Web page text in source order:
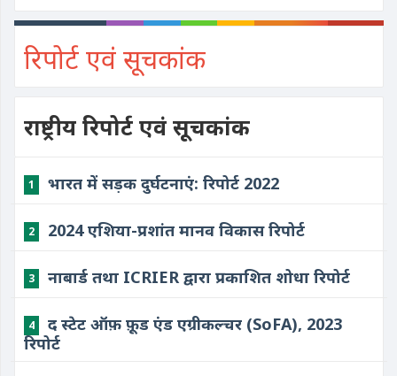
रिपोर्ट एवं सूचकांक
राष्ट्रीय रिपोर्ट एवं सूचकांक
1 भारत में सड़क दुर्घटनाएं: रिपोर्ट 2022
2 2024 एशिया-प्रशांत मानव विकास रिपोर्ट
3 नाबार्ड तथा ICRIER द्वारा प्रकाशित शोधा रिपोर्ट
4
द स्टेट ऑफ़ फ़ूड एंड एग्रीकल्चर (SoFA), 2023
रिपोर्ट